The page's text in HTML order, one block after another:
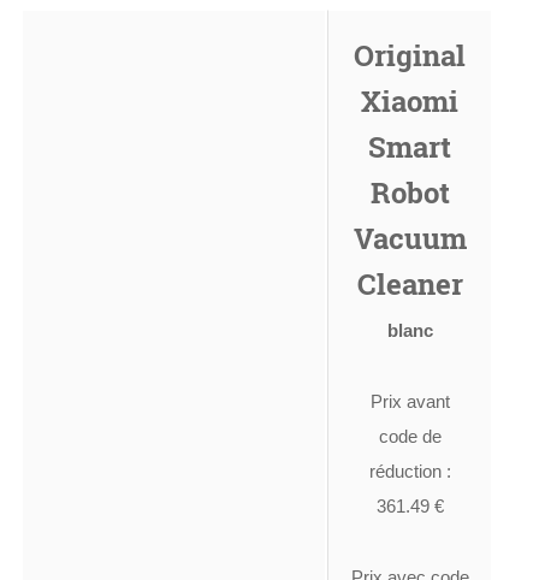
Original
Xiaomi
Smart
Robot
Vacuum
Cleaner
blanc
Prix avant
code de
réduction :
361.49 €